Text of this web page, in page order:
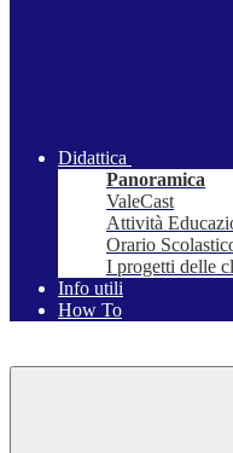
Didattica
Panoramica
ValeCast
Attività
Orario
I progetti delle
Info utili
How To